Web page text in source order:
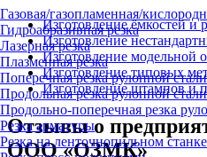
Газовая/газопламенная/
Гидроабразивная резка
Лазерная резка
Плазменная резка
Поперечная резка рулонной стали
Продольная резка рулонной стали
Продольно-поперечная резка
Резка арматуры
Резка на ленточнопильном станке
Изготовление ёмкостей и
Изготовление
Изготовление модельной
Изготовление типовых
Изготовление штампов и
Отзывы о
ООО «ОЗМК»